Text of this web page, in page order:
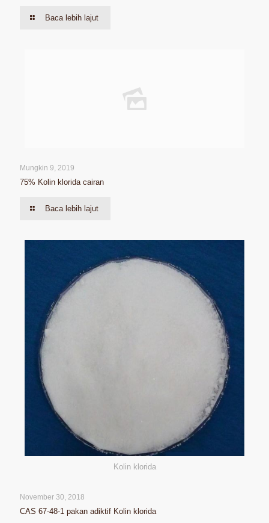
Baca lebih lajut
Mungkin 9, 2019
75% Kolin klorida cairan
Baca lebih lajut
Kolin klorida
November 30, 2018
CAS 67-48-1 pakan adiktif Kolin klorida